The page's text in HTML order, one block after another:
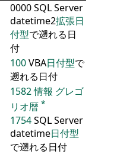
0000 SQL Server
datetime2拡張日
付型で遡れる日
付
100VBA日付型で
遡れる日付
1582情報 グレゴ
リオ暦 *
1754SQL Server
datetime日付型
で遡れる日付